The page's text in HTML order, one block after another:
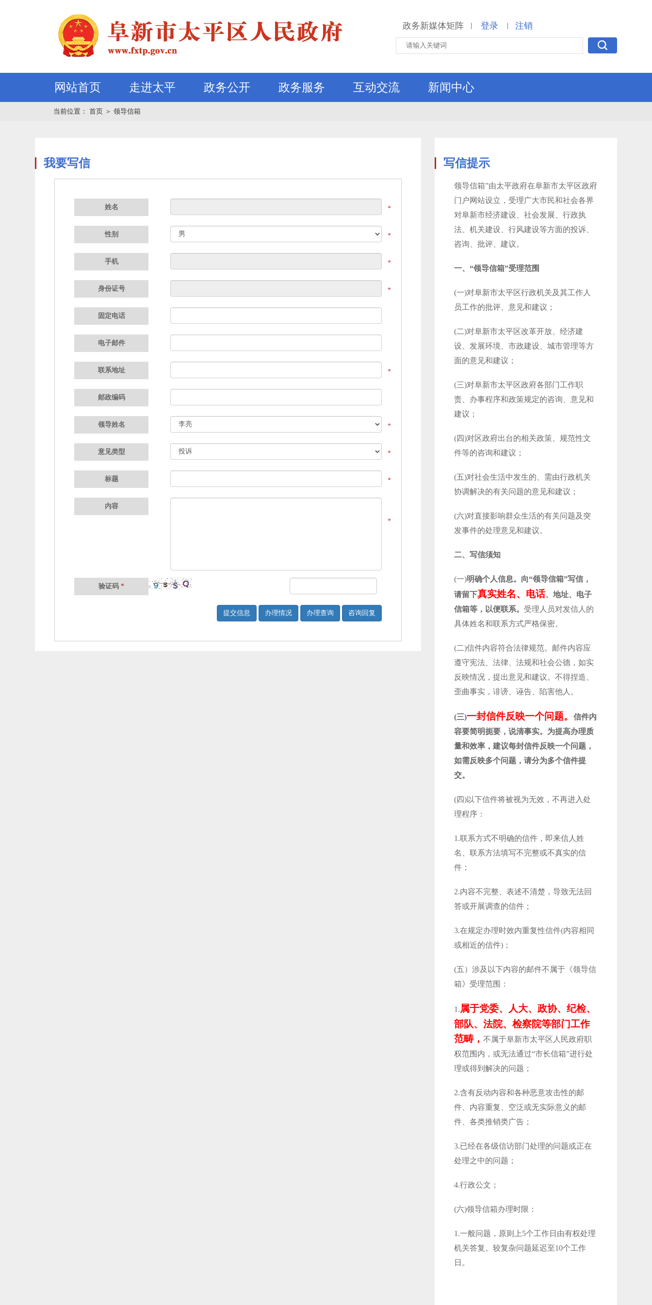
政务新媒体矩阵 | 登录 | 注销
网站首页 走进太平 政务公开 政务服务 互动交流 新闻中心
当前位置： 首页 ＞ 领导信箱
我要写信
姓名 *
性别 *
手机 *
身份证号 *
固定电话
电子邮件
联系地址 *
邮政编码
领导姓名 *
意见类型 *
标题 *
内容
*
验证码 *
提交信息 办理情况 办理查询 咨询回复
写信提示
领导信箱”由太平政府在阜新市太平区政府
门户网站设立，受理广大市民和社会各界
对阜新市经济建设、社会发展、行政执
法、机关建设、行风建设等方面的投诉、
咨询、批评、建议。
一、“领导信箱”受理范围
(一)对阜新市太平区行政机关及其工作人
员工作的批评、意见和建议；
(二)对阜新市太平区改革开放、经济建
设、发展环境、市政建设、城市管理等方
面的意见和建议；
(三)对阜新市太平区政府各部门工作职
责、办事程序和政策规定的咨询、意见和
建议；
(四)对区政府出台的相关政策、规范性文
件等的咨询和建议；
(五)对社会生活中发生的、需由行政机关
协调解决的有关问题的意见和建议；
(六)对直接影响群众生活的有关问题及突
发事件的处理意见和建议。
二、写信须知
(一)明确个人信息。向“领导信箱”写信，
请留下真实姓名、电话、地址、电子
信箱等，以便联系。 受理人员对发信人的
具体姓名和联系方式严格保密。
(二)信件内容符合法律规范。邮件内容应
遵守宪法、法律、法规和社会公德，如实
反映情况，提出意见和建议。不得捏造、
歪曲事实，诽谤、诬告、陷害他人。
(三)一封信件反映一个问题。
信件内
容要简明扼要，说清事实。为提高办理质
量和效率，建议每封信件反映一个问题，
如需反映多个问题，请分为多个信件提
交。
(四)以下信件将被视为无效，不再进入处
理程序：
1.联系方式不明确的信件，即来信人姓
名、联系方法填写不完整或不真实的信
件；
2.内容不完整、表述不清楚，导致无法回
答或开展调查的信件；
3.在规定办理时效内重复性信件(内容相同
或相近的信件)；
(五）涉及以下内容的邮件不属于《领导信
箱》受理范围：
1.属于党委、人大、政协、纪检、
部队、法院、检察院等部门工作
范畴， 不属于阜新市太平区人民政府职
权范围内，或无法通过“市长信箱”进行处
理或得到解决的问题；
2.含有反动内容和各种恶意攻击性的邮
件、内容重复、空泛或无实际意义的邮
件、各类推销类广告；
3.已经在各级信访部门处理的问题或正在
处理之中的问题；
4.行政公文；
(六)领导信箱办理时限：
1.一般问题，原则上5个工作日由有权处理
机关答复。较复杂问题延迟至10个工作
日。